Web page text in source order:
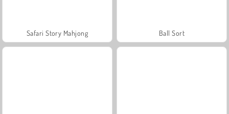
Safari Story Mahjong Ball Sort